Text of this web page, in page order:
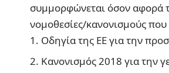
συμμορφώνεται όσον αφορά
νομοθεσίες/κανονισμούς
Οδηγία της ΕΕ για την
Κανονισμός 2018 για την